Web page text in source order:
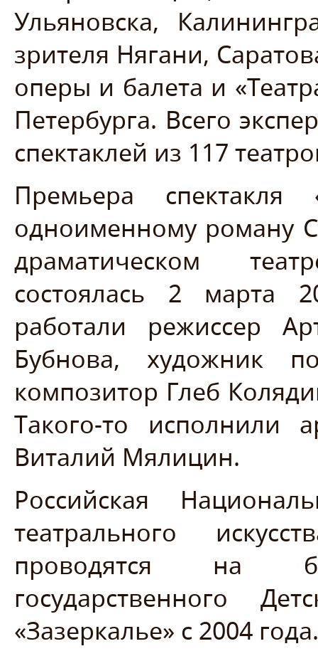
Ульяновска,
зрителя Нягани,
оперы и балета и
Петербурга. Всего
спектаклей из 117
Премьера
одноименному роману
драматическом
состоялась 2 марта
работали режиссер
Бубнова, художник
композитор Глеб
Такого-то исполнили
Виталий Мялицин.
Российская
театрального
проводятся на
государственного
«Зазеркалье» с 2004 года.